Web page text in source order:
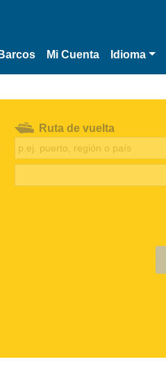
Barcos Mi Cuenta Idioma
Ruta de vuelta